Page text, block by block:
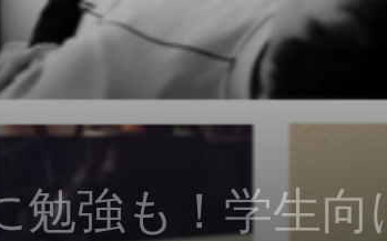
強も！学生向